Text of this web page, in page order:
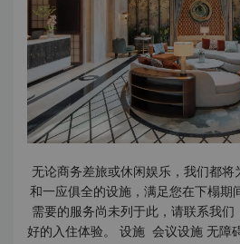
无论商务差旅或休闲娱乐，我们都将
和一应俱全的设施，满足您在下榻期
需要的服务尚未列于此，请联系我们
好的入住体验。 设施 会议设施 无障碍设施 大堂酒廊 无烟客房